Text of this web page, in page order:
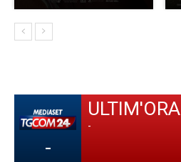
-
ULTIM'ORA
-